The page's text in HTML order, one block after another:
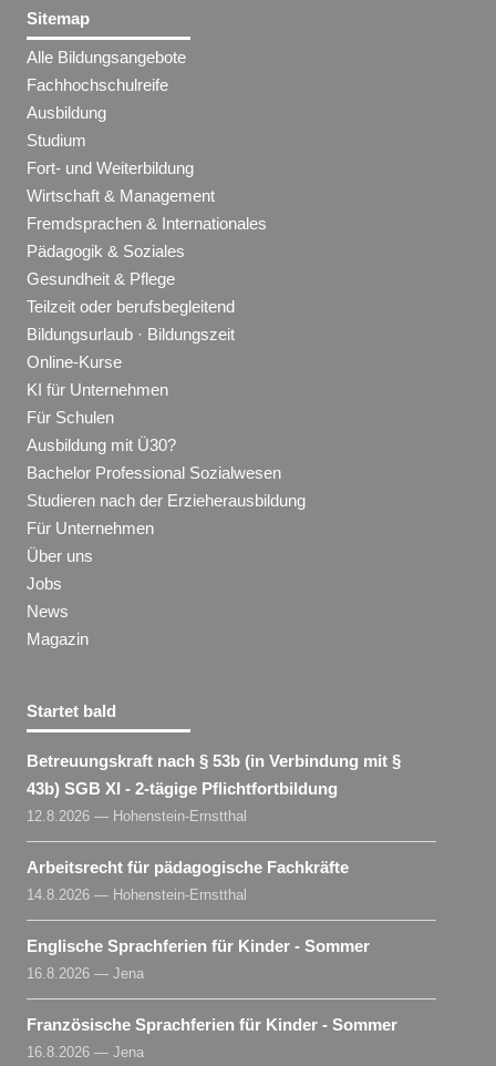
Sitemap
Alle Bildungsangebote
Fachhochschulreife
Ausbildung
Studium
Fort- und Weiterbildung
Wirtschaft & Management
Fremdsprachen & Internationales
Pädagogik & Soziales
Gesundheit & Pflege
Teilzeit oder berufsbegleitend
Bildungsurlaub · Bildungszeit
Online-Kurse
KI für Unternehmen
Für Schulen
Ausbildung mit Ü30?
Bachelor Professional Sozialwesen
Studieren nach der Erzieherausbildung
Für Unternehmen
Über uns
Jobs
News
Magazin
Startet bald
Betreuungskraft nach § 53b (in Verbindung mit §
43b) SGB XI - 2-tägige Pflichtfortbildung
12.8.2026 — Hohenstein-Ernstthal
Arbeitsrecht für pädagogische Fachkräfte
14.8.2026 — Hohenstein-Ernstthal
Englische Sprachferien für Kinder - Sommer
16.8.2026 — Jena
Französische Sprachferien für Kinder - Sommer
16.8.2026 — Jena